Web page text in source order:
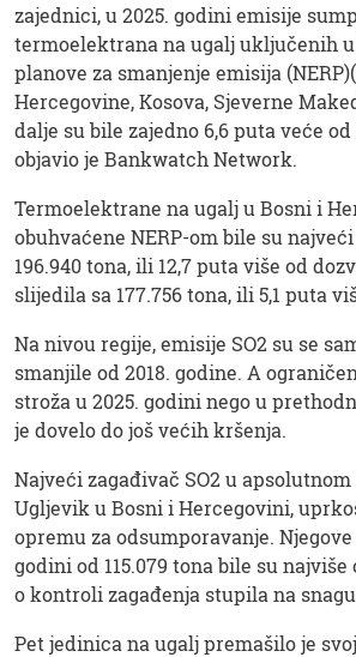
zajednici, u 2025. godini emisije
termoelektrana na ugalj uključenih
planove za smanjenje emisija
Hercegovine, Kosova, Sjeverne
dalje su bile zajedno 6,6 puta veće
objavio je Bankwatch Network.
Termoelektrane na ugalj u Bosni i
obuhvaćene NERP-om bile su
196.940 tona, ili 12,7 puta više od
slijedila sa 177.756 tona, ili 5,1 puta
Na nivou regije, emisije SO2 su se
smanjile od 2018. godine. A
stroža u 2025. godini nego u
je dovelo do još većih kršenja.
Najveći zagađivač SO2 u
Ugljevik u Bosni i Hercegovini,
opremu za odsumporavanje.
godini od 115.079 tona bile su
o kontroli zagađenja stupila na snagu
Pet jedinica na ugalj premašilo je